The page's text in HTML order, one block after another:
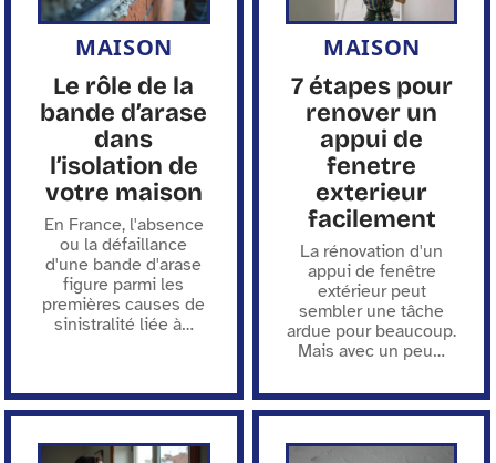
MAISON
Le rôle de la
bande d’arase
dans
l’isolation de
votre maison
En France, l'absence
ou la défaillance
d'une bande d'arase
figure parmi les
premières causes de
sinistralité liée à…
MAISON
7 étapes pour
renover un
appui de
fenetre
exterieur
facilement
La rénovation d'un
appui de fenêtre
extérieur peut
sembler une tâche
ardue pour beaucoup.
Mais avec un peu…